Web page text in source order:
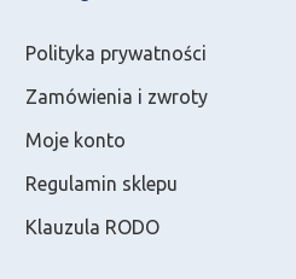
Polityka prywatności
Zamówienia i zwroty
Moje konto
Regulamin sklepu
Klauzula RODO